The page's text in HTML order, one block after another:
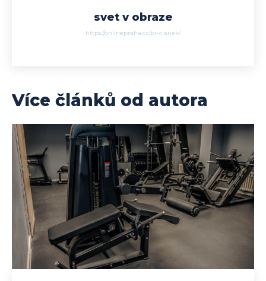
svet v obraze
https://onlinepraha.cz/pr-clanek/
Více článků od autora